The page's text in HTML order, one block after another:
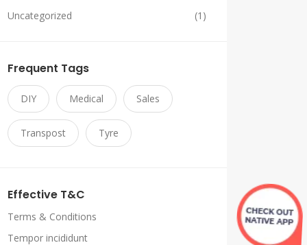
Uncategorized (1)
Frequent Tags
DIY Medical Sales
Transpost Tyre
Effective T&C
Terms & Conditions
Tempor incididunt